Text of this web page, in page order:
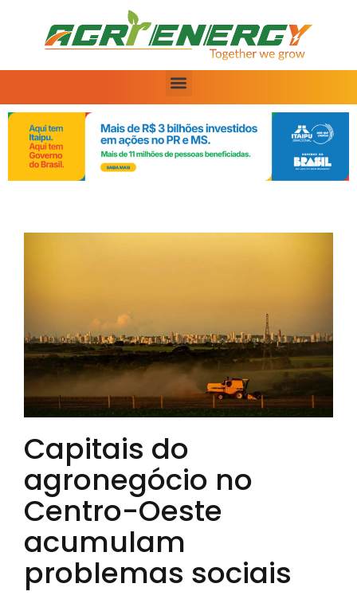
Capitais do
agronegócio no
Centro-Oeste
acumulam
problemas sociais